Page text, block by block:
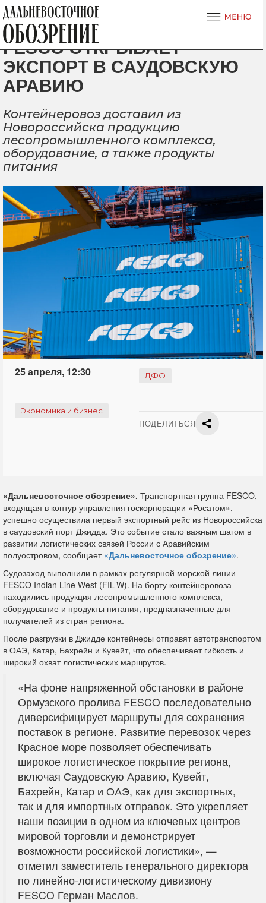
FESCO ОТКРЫВАЕТ
ЭКСПОРТ В САУДОВСКУЮ
АРАВИЮ
Контейнеровоз доставил из
Новороссийска продукцию
лесопромышленного комплекса,
оборудование, а также продукты
питания
25 апреля, 12:30 ДФО
Экономика и бизнес
ПОДЕЛИТЬСЯ
«Дальневосточное обозрение». Транспортная группа FESCO,
входящая в контур управления госкорпорации «Росатом»,
успешно осуществила первый экспортный рейс из Новороссийска
в саудовский порт Джидда. Это событие стало важным шагом в
развитии логистических связей России с Аравийским
полуостровом, сообщает «Дальневосточное обозрение».
Судозаход выполнили в рамках регулярной морской линии
FESCO Indian Line West (FIL-W). На борту контейнеровоза
находились продукция лесопромышленного комплекса,
оборудование и продукты питания, предназначенные для
получателей из стран региона.
После разгрузки в Джидде контейнеры отправят автотранспортом
в ОАЭ, Катар, Бахрейн и Кувейт, что обеспечивает гибкость и
широкий охват логистических маршрутов.
«На фоне напряженной обстановки в районе
Ормузского пролива FESCO последовательно
диверсифицирует маршруты для сохранения
поставок в регионе. Развитие перевозок через
Красное море позволяет обеспечивать
широкое логистическое покрытие региона,
включая Саудовскую Аравию, Кувейт,
Бахрейн, Катар и ОАЭ, как для экспортных,
так и для импортных отправок. Это укрепляет
наши позиции в одном из ключевых центров
мировой торговли и демонстрирует
возможности российской логистики», —
отметил заместитель генерального директора
по линейно-логистическому дивизиону
FESCO Герман Маслов.